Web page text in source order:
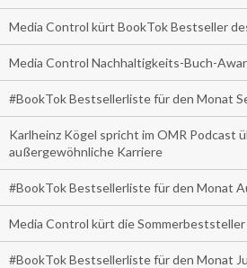
Media Control kürt BookTok Bestseller
Media Control Nachhaltigkeits-Buch-
#BookTok Bestsellerliste für den Monat
Karlheinz Kögel spricht im OMR Podcast
außergewöhnliche Karriere
#BookTok Bestsellerliste für den Monat
Media Control kürt die Sommerbeststeller
#BookTok Bestsellerliste für den Monat